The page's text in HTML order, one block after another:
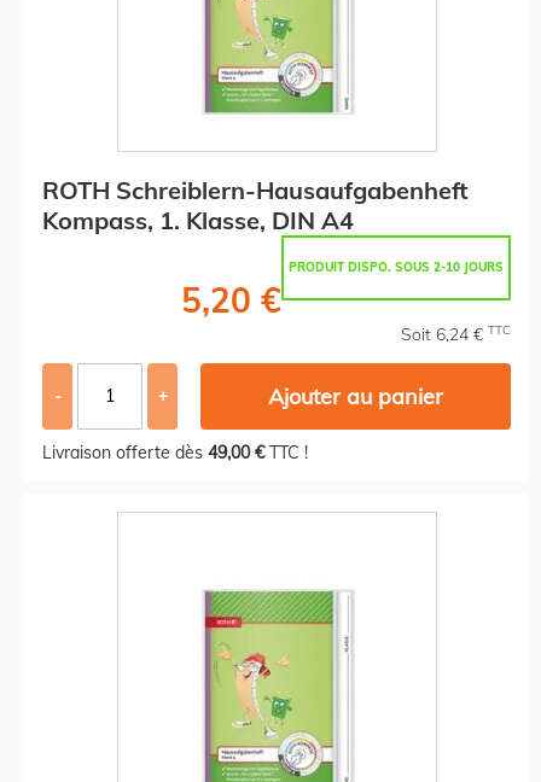
ROTH Schreiblern-Hausaufgabenheft
Kompass, 1. Klasse, DIN A4
PRODUIT DISPO. SOUS 2-10 JOURS
5,20 €
Soit 6,24 € TTC
- + Ajouter au panier
Livraison offerte dès 49,00 €TTC !